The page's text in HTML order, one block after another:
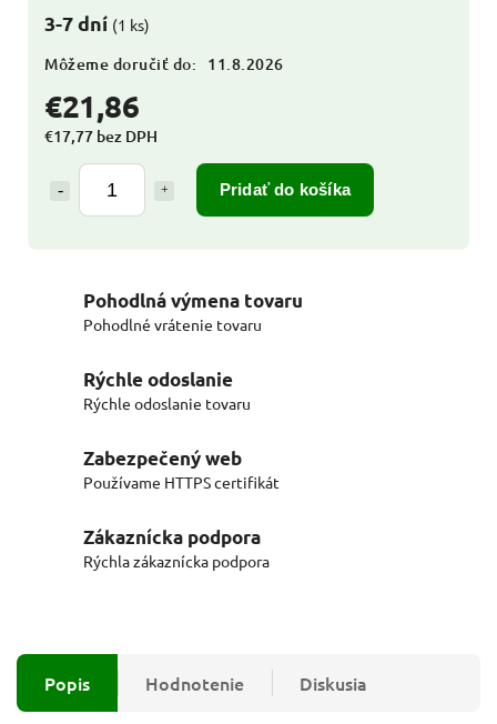
€21,86
€17,77 bez DPH
Pridať do košíka
3-7 dní (1 ks)
Môžeme doručiť do: 11.8.2026
Pohodlná výmena tovaru
Pohodlné vrátenie tovaru
Rýchle odoslanie
Rýchle odoslanie tovaru
Zabezpečený web
Používame HTTPS certifikát
Zákaznícka podpora
Rýchla zákaznícka podpora
Popis Hodnotenie Diskusia